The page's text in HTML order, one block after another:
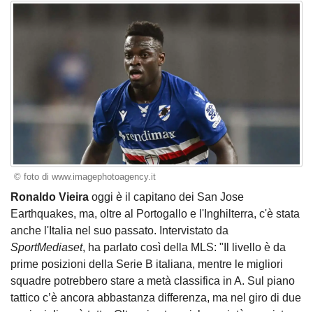
© foto di www.imagephotoagency.it
Ronaldo Vieira oggi è il capitano dei San Jose
Earthquakes, ma, oltre al Portogallo e l'Inghilterra, c'è stata
anche l'Italia nel suo passato. Intervistato da
SportMediaset, ha parlato così della MLS: "Il livello è da
prime posizioni della Serie B italiana, mentre le migliori
squadre potrebbero stare a metà classifica in A. Sul piano
tattico c’è ancora abbastanza differenza, ma nel giro di due